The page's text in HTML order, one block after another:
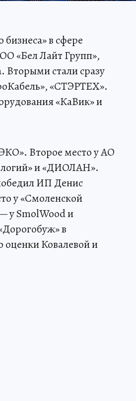
в сфере
«Бел Лайт Групп»,
стали сразу
«СТЭРТЕХ».
«КаВик» и
Второе место у АО
и «ДИОЛАН».
ИП Денис
у «Смоленской
у SmolWood и
в
оценки Ковалевой и